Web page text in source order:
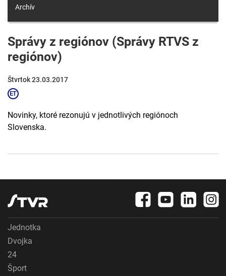
Archív
Správy z regiónov (Správy RTVS z
regiónov)
Štvrtok 23.03.2017
Novinky, ktoré rezonujú v jednotlivých regiónoch
Slovenska.
Jednotka
Dvojka
24
Šport